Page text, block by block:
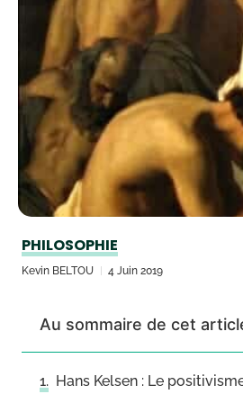
PHILOSOPHIE
Kevin BELTOU 4 Juin 2019
Au sommaire de cet
Hans Kelsen : Le